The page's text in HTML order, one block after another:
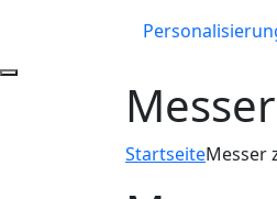
StartseiteMesser